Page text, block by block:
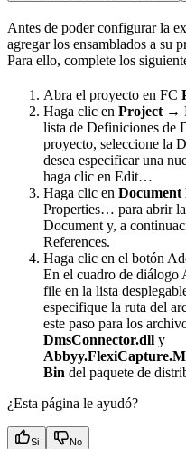
Antes de poder configurar la
agregar los ensamblados a
Para ello, complete los
Abra el proyecto en FC
Haga clic en Project →
lista de Definiciones de
proyecto, seleccione la
desea especificar una
haga clic en Edit…
Haga clic en
Properties… para abrir
Document y, a
References.
Haga clic en el botón
En el cuadro de diálogo
file en la lista
especifique la ruta del
este paso para los
DmsConnector.dll y
Bin del paquete de
¿Esta página le ayudó?
Si No